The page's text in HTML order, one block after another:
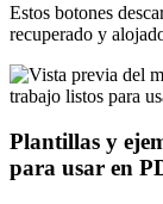
Estos botones
recuperado y
Plantillas y
para usar en